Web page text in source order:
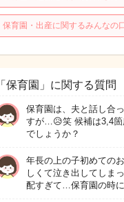
保育園・出産に関するみんなの
「保育園」に関する質問
保育園は、夫と話し合
すが…😥笑 候補は3,4箇
でしょうか？
年長の上の子初めての
しくて泣き出してしま
配すぎて…保育園の時